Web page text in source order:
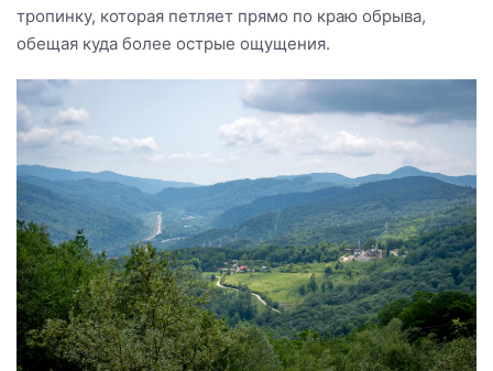
тропинку, которая петляет прямо по краю обрыва,
обещая куда более острые ощущения.